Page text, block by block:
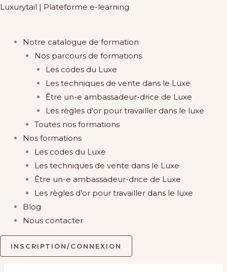
Aller
Luxurytail | Plateforme e-learning
Main
Notre catalogue de formation
Nos parcours de formations
Les codes du Luxe
Les techniques de vente dans le Luxe
Être un-e ambassadeur-drice de Luxe​
Les règles d’or pour travailler dans le luxe
Toutes nos formations
Nos formations
Les codes du Luxe
Les techniques de vente dans le Luxe
Être un-e ambassadeur-drice de Luxe​
Les règles d’or pour travailler dans le luxe
Blog
Nous contacter
INSCRIPTION/CONNEXION